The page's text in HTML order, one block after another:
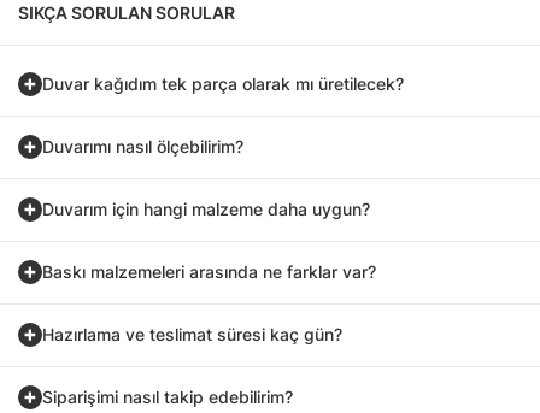
SIKÇA SORULAN SORULAR
Duvar kağıdım tek parça olarak mı üretilecek?
Duvarımı nasıl ölçebilirim?
Duvarım için hangi malzeme daha uygun?
Baskı malzemeleri arasında ne farklar var?
Hazırlama ve teslimat süresi kaç gün?
Siparişimi nasıl takip edebilirim?